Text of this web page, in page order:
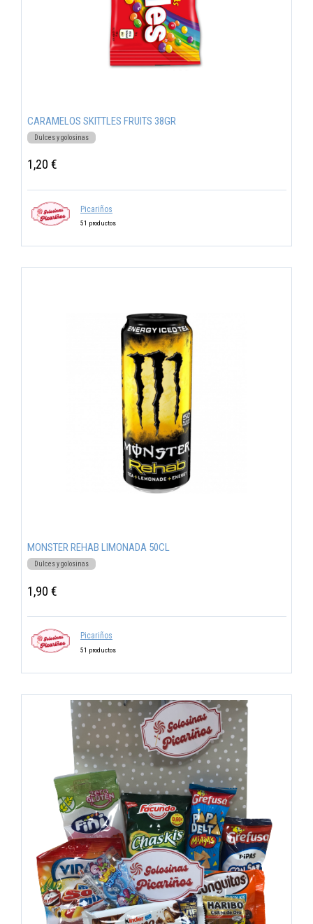
CARAMELOS SKITTLES FRUITS 38GR
Dulces y golosinas
1,20 €
Picariños
51 productos
MONSTER REHAB LIMONADA 50CL
Dulces y golosinas
1,90 €
Picariños
51 productos